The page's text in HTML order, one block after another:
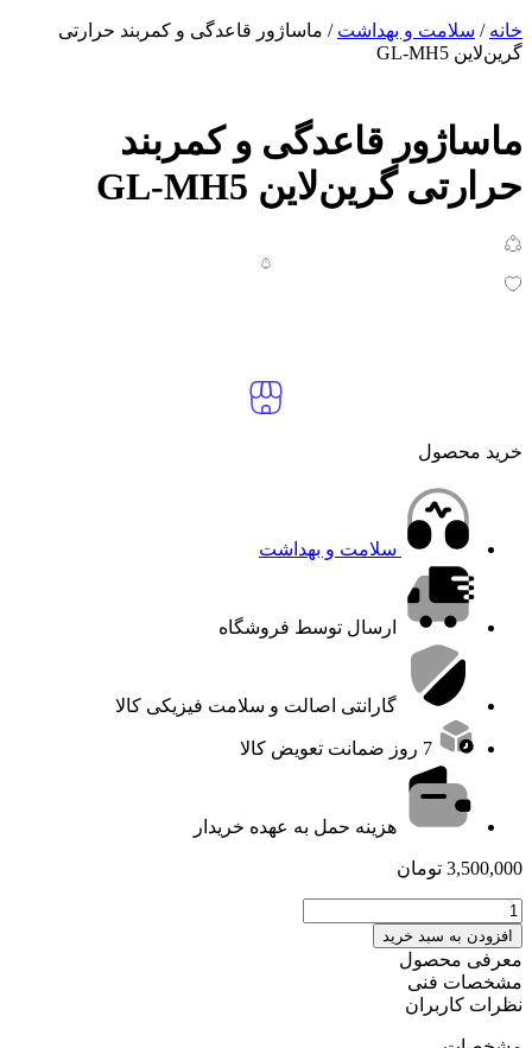
خانه/ سلامت و بهداشت/ ماساژور قاعدگی و کمربند حرارتی
گرین‌لاین GL-MH5
ماساژور قاعدگی و کمربند
حرارتی گرین‌لاین GL-MH5
خرید محصول
سلامت و بهداشت
ارسال توسط فروشگاه
گارانتی اصالت و سلامت فیزیکی کالا
7 روز ضمانت تعویض کالا
هزینه حمل به عهده خریدار
3,500,000 تومان
ماساژور
قاعدگی
و
کمربند
حرارتی
گرین‌لاین
GL-
افزودن به سبد خرید
معرفی محصول
مشخصات فنی
نظرات کاربران